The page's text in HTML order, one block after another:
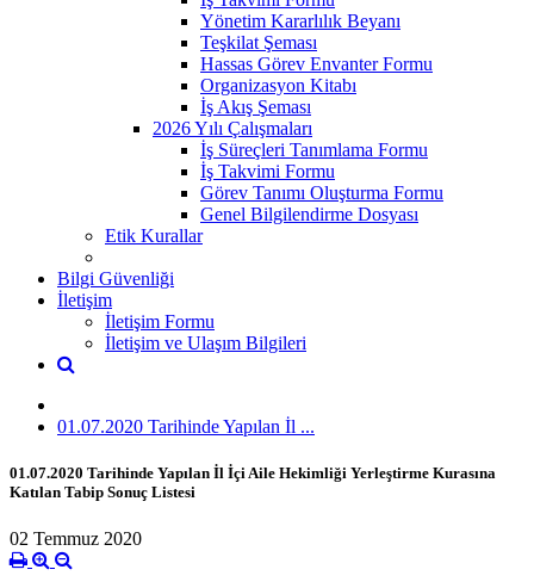
Yönetim Kararlılık Beyanı
Teşkilat Şeması
Hassas Görev Envanter Formu
Organizasyon Kitabı
İş Akış Şeması
2026 Yılı Çalışmaları
İş Süreçleri Tanımlama Formu
İş Takvimi Formu
Görev Tanımı Oluşturma Formu
Genel Bilgilendirme Dosyası
Etik Kurallar
Bilgi Güvenliği
İletişim
İletişim Formu
İletişim ve Ulaşım Bilgileri
01.07.2020 Tarihinde Yapılan İl ...
01.07.2020 Tarihinde Yapılan İl İçi Aile Hekimliği Yerleştirme Kurasına
Katılan Tabip Sonuç Listesi
02 Temmuz 2020